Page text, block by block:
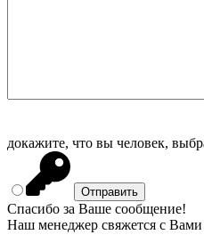
докажите, что вы человек,
Спасибо за Ваше сообщение!
Наш менеджер свяжется с